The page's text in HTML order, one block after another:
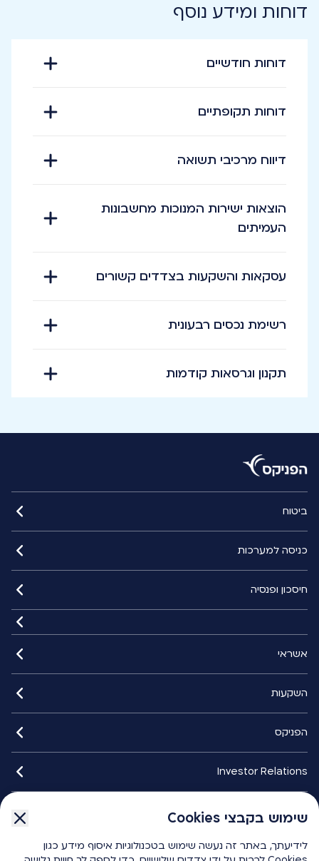
שימוש בקבצי Cookies
לידיעתך, באתר זה נעשה שימוש בטכנולוגיות איסוף מידע כגון
דוחות ומידע נוסף
דוחות חודשיים
דוחות תקופתיים
דיווח מרכיבי תשואה
הוצאות ישירות המנוכות מחשבונות
העמיתים
עסקאות והשקעות בצדדים קשורים
רשימת נכסים רבעונית
תקנון וגרסאות קודמות
ביטוח
כניסה למערכות
חיסכון ופנסיה
אשראי
השקעות
הפניקס
Investor Relations
הפניקס smart